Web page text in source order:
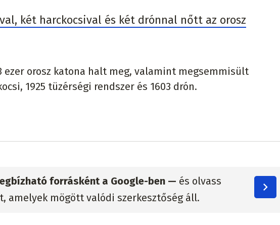
két harckocsival és két drónnal nőtt az orosz
orosz katona halt meg, valamint megsemmisült
1925 tüzérségi rendszer és 1603 drón.
forrásként a Google-ben — és olvass
amelyek mögött valódi szerkesztőség áll.